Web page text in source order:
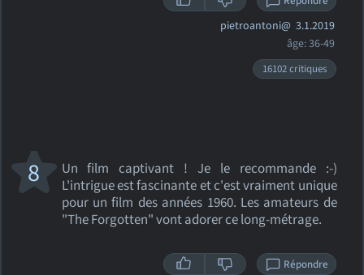
pietroantoni@ 3.1.2019
âge: 36-49
16102 critiques
Un film captivant ! Je le recommande :-)
L'intrigue est fascinante et c'est vraiment unique
pour un film des années 1960. Les amateurs de
"The Forgotten" vont adorer ce long-métrage.
8
Répondre